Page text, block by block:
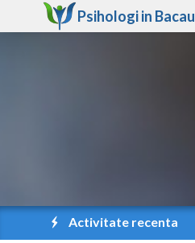
Psihologi in Bacau
Activitate recenta